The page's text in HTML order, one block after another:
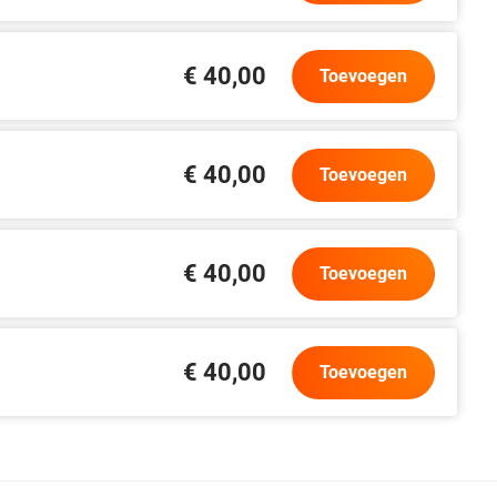
€ 40,00 Toevoegen
€ 40,00 Toevoegen
€ 40,00 Toevoegen
€ 40,00 Toevoegen